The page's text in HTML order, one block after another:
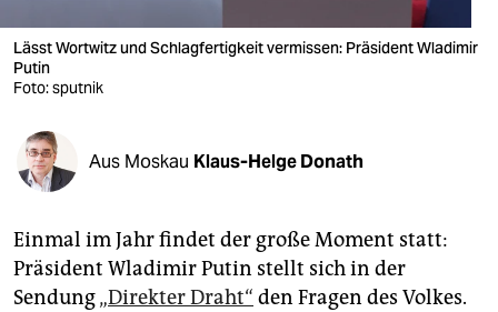
verlag
veranstaltungen
fragen & hilfe
abo
genossenschaft
Lässt Wortwitz und Schlagfertigkeit vermissen: Präsident Wladimir
Putin
Foto: sputnik
Aus Moskau Klaus-Helge Donath
Einmal im Jahr findet der große Moment statt:
Präsident Wladimir Putin stellt sich in der
Sendung„Direkter Draht“ den ­Fragen des Volkes.